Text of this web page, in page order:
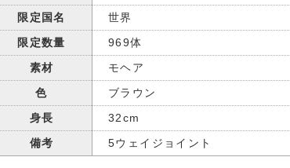
限定国名
世界
限定数量
969体
素材
モヘア
色
ブラウン
身長
32cm
備考
5ウェイジョイント